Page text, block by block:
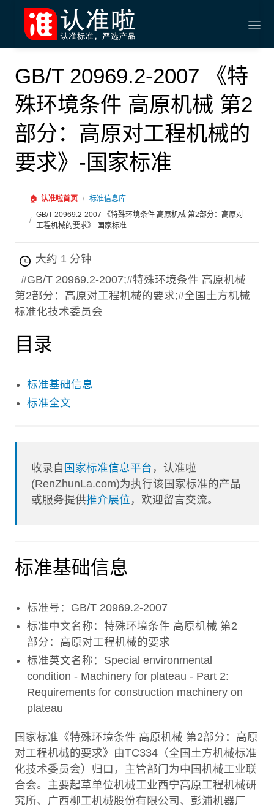
GB/T 20969.2-2007 《特
殊环境条件 高原机械 第2
部分：高原对工程机械的
要求》-国家标准
🏠 认准啦首页 / 标准信息库
/
GB/T 20969.2-2007 《特殊环境条件 高原机械 第2部分：高原对
工程机械的要求》-国家标准
大约 1 分钟
#GB/T 20969.2-2007;#特殊环境条件 高原机械
第2部分：高原对工程机械的要求;#全国土方机械
标准化技术委员会
目录
标准基础信息
标准全文
收录自 国家标准信息平台 ，认准啦
(RenZhunLa.com)为执行该国家标准的产品
或服务提供推介展位 ，欢迎留言交流。
标准基础信息
标准号：GB/T 20969.2-2007
标准中文名称：特殊环境条件 高原机械 第2
部分：高原对工程机械的要求
标准英文名称：Special environmental
condition - Machinery for plateau - Part 2:
Requirements for construction machinery on
plateau
国家标准《特殊环境条件 高原机械 第2部分：高原
对工程机械的要求》由TC334（全国土方机械标准
化技术委员会）归口，主管部门为中国机械工业联
合会。主要起草单位机械工业西宁高原工程机械研
究所、广西柳工机械股份有限公司、彭浦机器厂